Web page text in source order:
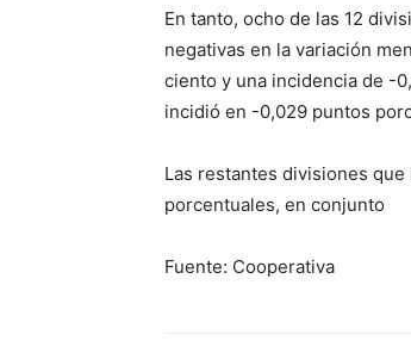
En tanto, ocho de las 12
negativas en la variación
ciento y una incidencia de -
incidió en -0,029 puntos
Las restantes divisiones
porcentuales, en conjunto
Fuente: Cooperativa